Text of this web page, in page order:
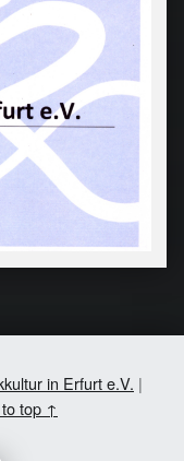
in Erfurt e.V. |
top ↑